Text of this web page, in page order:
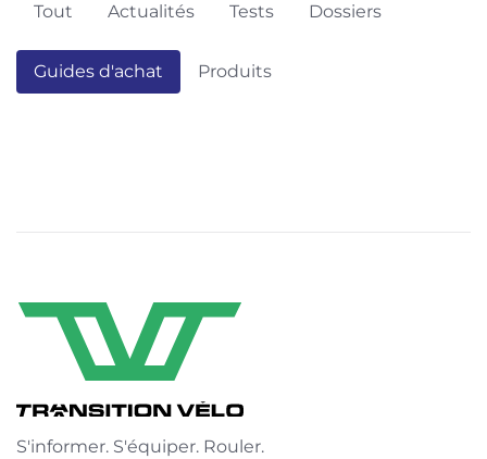
Tout Actualités Tests Dossiers
Guides d'achat Produits
S'informer. S'équiper. Rouler.